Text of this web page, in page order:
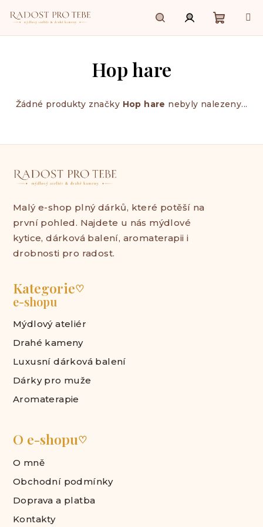
HledatPřihlášení
Hop hare
Žádné produkty značky Hop hare nebyly nalezeny...
Malý e-shop plný dárků, které potěší na
první pohled. Najdete u nás mýdlové
kytice, dárková balení, aromaterapii i
drobnosti pro radost.
Kategorie♡
e-shopu
Mýdlový ateliér
Drahé kameny
Luxusní dárková balení
Dárky pro muže
Aromaterapie
O e-shopu♡
O mně
Obchodní podmínky
Doprava a platba
Kontakty